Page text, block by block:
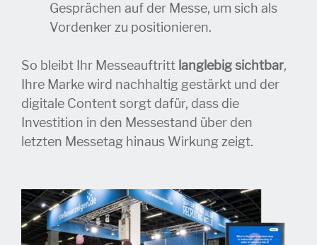
Gesprächen auf der Messe, um sich als
Vordenker zu positionieren.
So bleibt Ihr Messeauftritt langlebig sichtbar,
Ihre Marke wird nachhaltig gestärkt und der
digitale Content sorgt dafür, dass die
Investition in den Messestand über den
letzten Messetag hinaus Wirkung zeigt.